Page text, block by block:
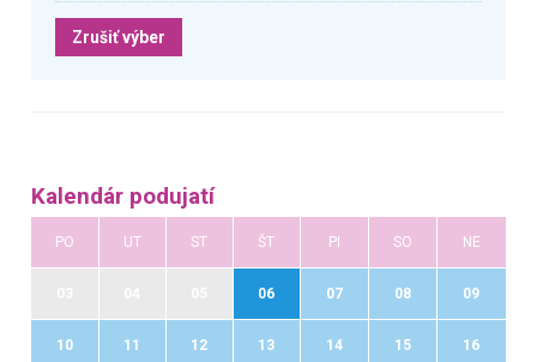
Zrušiť výber
Kalendár podujatí
PO UT ST ŠT PI SO NE
06 07 08 09
10 11 12 13 14 15 16